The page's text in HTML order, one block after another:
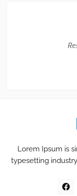
Lorem Ipsum is
typesetting